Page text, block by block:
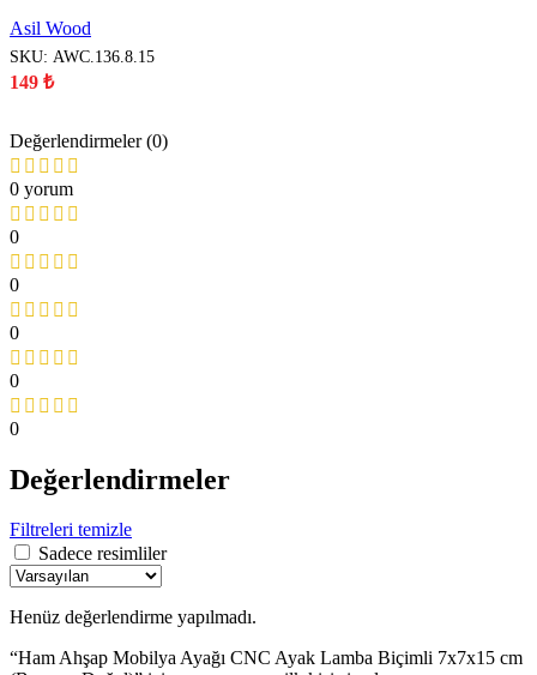
Asil Wood
SKU: AWC.136.8.15
149 ₺
Değerlendirmeler (0)
0 yorum
0
0
0
0
0
Değerlendirmeler
Filtreleri temizle
Sadece resimliler
Henüz değerlendirme yapılmadı.
“Ham Ahşap Mobilya Ayağı CNC Ayak Lamba Biçimli 7x7x15 cm